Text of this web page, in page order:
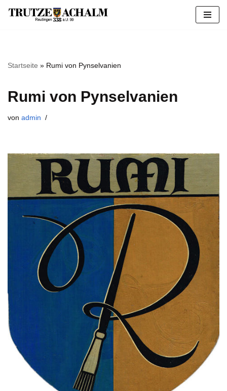
Startseite » Rumi von Pynselvanien
Rumi von Pynselvanien
von admin